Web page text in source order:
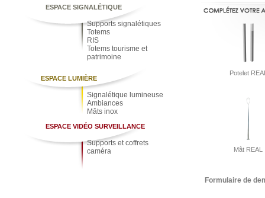
ESPACE SIGNALÉTIQUE
Supports signalétiques
Totems
RIS
Totems tourisme et
patrimoine
ESPACE LUMIÈRE
Signalétique lumineuse
Ambiances
Mâts inox
ESPACE VIDÉO SURVEILLANCE
Supports et coffrets
caméra
Potelet
Mât REAL
Formulaire de